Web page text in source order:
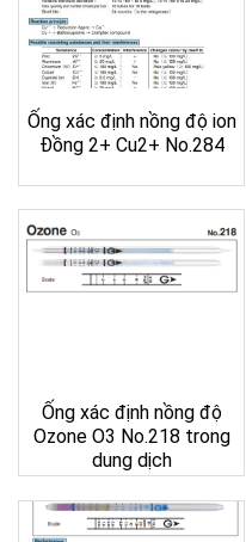
Ống xác định nồng độ ion
Đồng 2+ Cu2+ No.284
Ống xác định nồng độ
Ozone O3 No.218 trong
dung dịch